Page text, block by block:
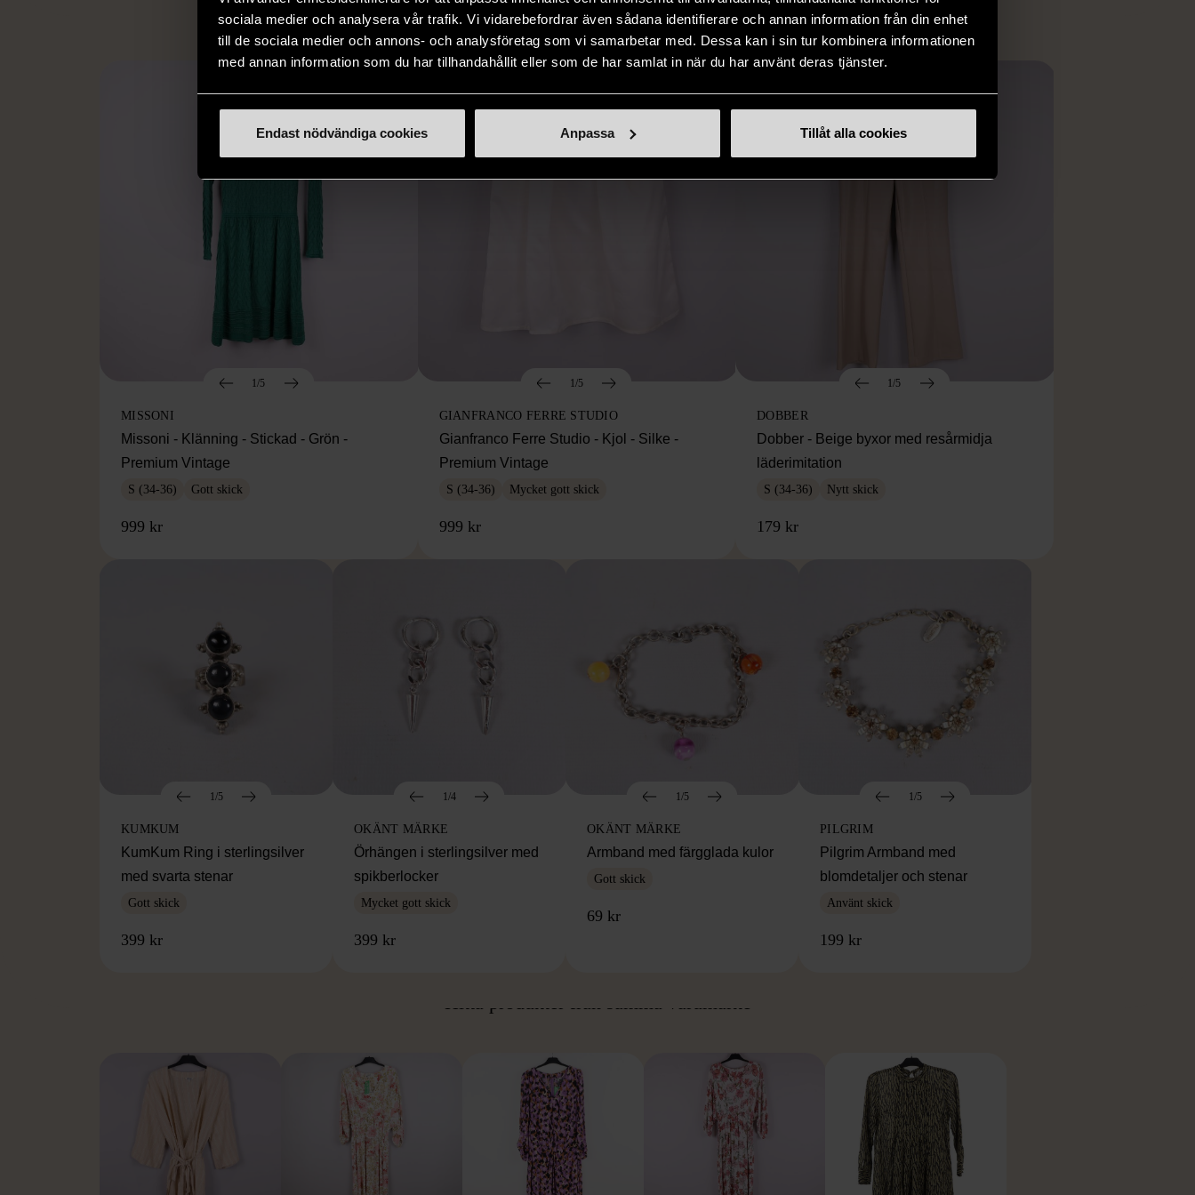
sociala medier och analysera vår trafik. Vi vidarebefordrar även sådana identifierare och annan information från din enhet
till de sociala medier och annons- och analysföretag som vi samarbetar med. Dessa kan i sin tur kombinera informationen
med annan information som du har tillhandahållit eller som de har samlat in när du har använt deras tjänster.
Endast nödvändiga cookies Anpassa Tillåt alla cookies
Hitta produkter som påminner om denna
1/5
MISSONI
Missoni - Klänning - Stickad - Grön -
Premium Vintage
S (34-36) Gott skick
999 kr
1/5
GIANFRANCO FERRE STUDIO
Gianfranco Ferre Studio - Kjol - Silke -
Premium Vintage
S (34-36) Mycket gott skick
999 kr
1/5
DOBBER
Dobber - Beige byxor med resårmidja
läderimitation
S (34-36) Nytt skick
179 kr
1/5
KUMKUM
KumKum Ring i sterlingsilver
med svarta stenar
Gott skick
399 kr
1/4
OKÄNT MÄRKE
Örhängen i sterlingsilver med
spikberlocker
Mycket gott skick
399 kr
1/5
OKÄNT MÄRKE
Armband med färgglada kulor
Gott skick
69 kr
1/5
PILGRIM
Pilgrim Armband med
blomdetaljer och stenar
Använt skick
199 kr